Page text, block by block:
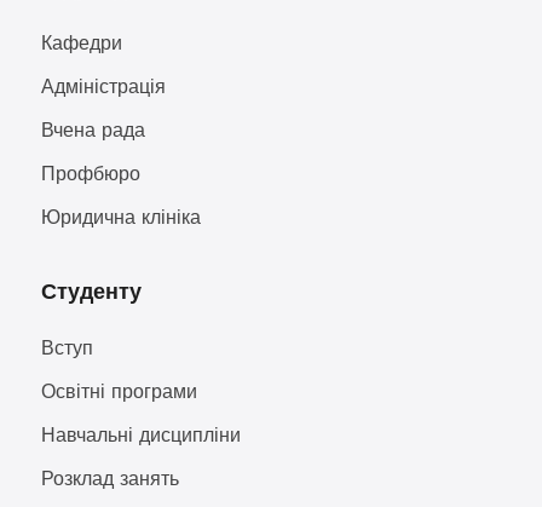
Кафедри
Адміністрація
Вчена рада
Профбюро
Юридична клініка
Студенту
Вступ
Освітні програми
Навчальні дисципліни
Розклад занять